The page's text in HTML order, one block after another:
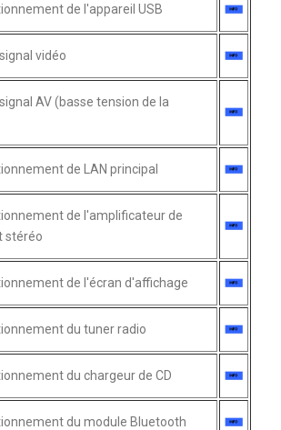
de l'appareil USB
vidéo
AV (basse tension de la
de LAN principal
de l'amplificateur de
stéréo
de l'écran d'affichage
du tuner radio
du chargeur de CD
du module Bluetooth